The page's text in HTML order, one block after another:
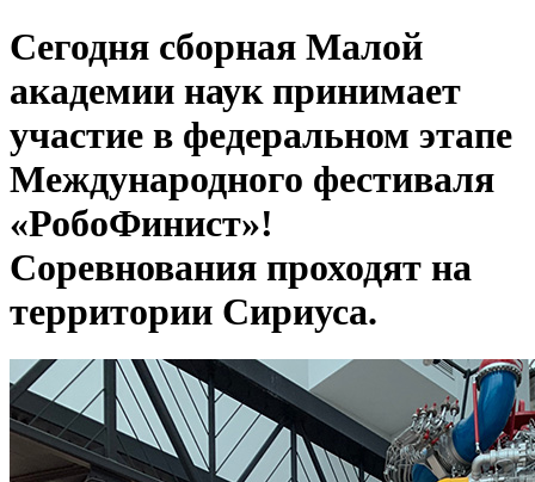
Сегодня сборная Малой
академии наук принимает
участие в федеральном этапе
Международного фестиваля
«РобоФинист»!
Соревнования проходят на
территории Сириуса.